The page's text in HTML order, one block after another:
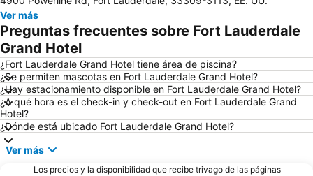
Hard Rock Stadium
Las Olas Boulevard
Miami Beach Convention Center
Mercado de Bayside
Ocean Drive
Design District
Boynton Beach Mall
Miami Beach Marina
Ross Dress For Less
Centro de Miami
Miami International Mall
Pompano Beach Airpark
Centro Comercial Aventura
Downtown Delray Beach
Bay Cruise Evening
West Brickell
Ver más
Preguntas frecuentes sobre Fort Lauderdale
Grand Hotel
¿Fort Lauderdale Grand Hotel tiene área de piscina?
¿Se permiten mascotas en Fort Lauderdale Grand Hotel?
¿Hay estacionamiento disponible en Fort Lauderdale Grand Hotel?
¿A qué hora es el check-in y check-out en Fort Lauderdale Grand
Hotel?
¿Dónde está ubicado Fort Lauderdale Grand Hotel?
Ver más
Los precios y la disponibilidad que recibe trivago de las páginas